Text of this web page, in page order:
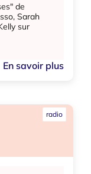
de
Sarah
sur
En savoir plus
radio